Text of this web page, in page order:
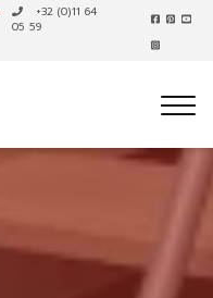
+32 (0)11 64
05 59